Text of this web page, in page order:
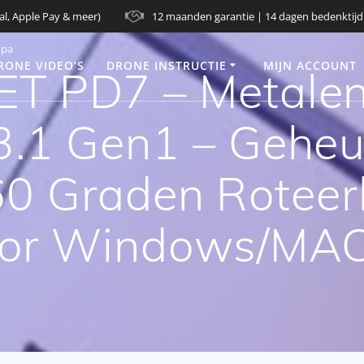
Apple Pay & meer) 12 maanden garantie | 14 dagen bedenktijd
VIDEO’S DRONE INSTRUCTIE MIJN ACCOUNT
PD7 –
Gen1 –
Graden
Windows/